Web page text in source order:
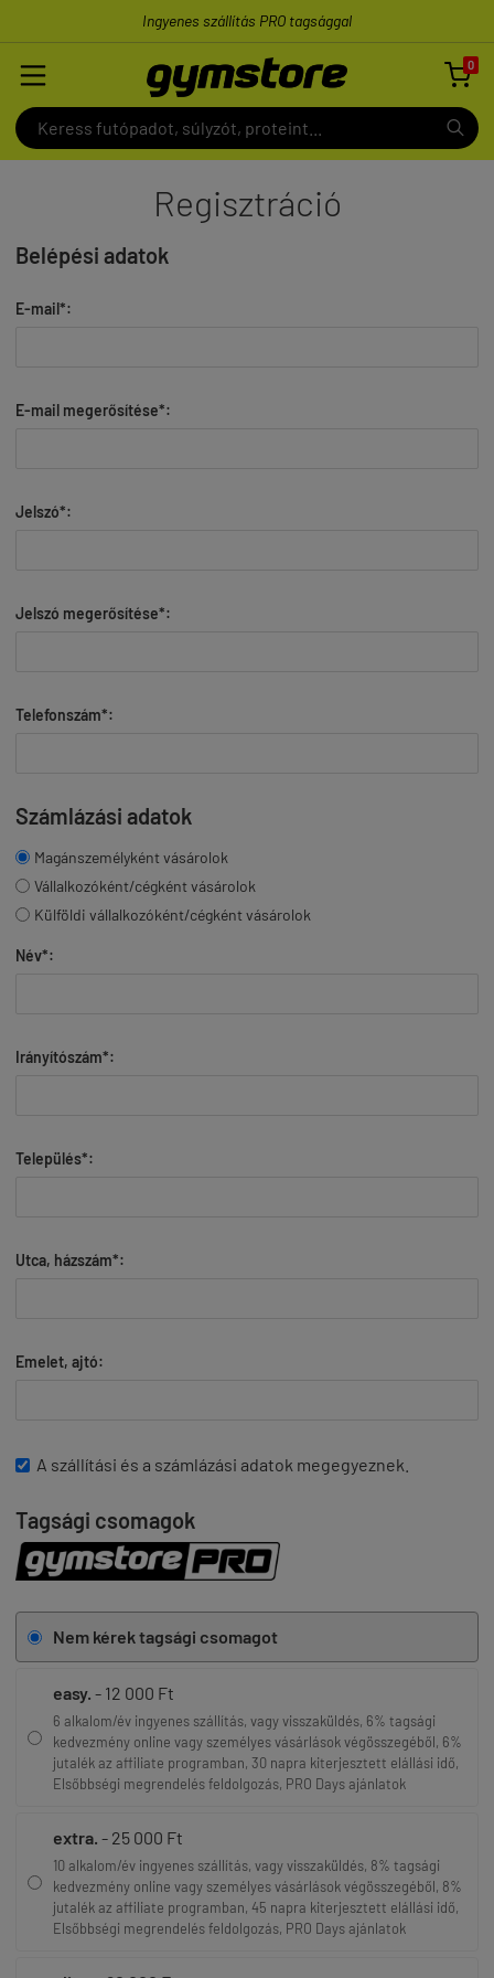
Ingyenes szállítás PRO tagsággal
0

Regisztráció
Belépési adatok
E-mail*:
E-mail megerősítése*:
Jelszó*:
Jelszó megerősítése*:
Telefonszám*:
Számlázási adatok
Magánszemélyként vásárolok
Vállalkozóként/cégként vásárolok
Külföldi vállalkozóként/cégként vásárolok
Név*:
Irányítószám*:
Település*:
Utca, házszám*:
Emelet, ajtó:
A szállítási és a számlázási adatok megegyeznek.
Tagsági csomagok
Nem kérek tagsági csomagot
easy. - 12 000 Ft
6 alkalom/év ingyenes szállítás, vagy visszaküldés, 6% tagsági
kedvezmény online vagy személyes vásárlások végösszegéből, 6%
jutalék az affiliate programban, 30 napra kiterjesztett elállási idő,
Elsőbbségi megrendelés feldolgozás, PRO Days ajánlatok
extra. - 25 000 Ft
10 alkalom/év ingyenes szállítás, vagy visszaküldés, 8% tagsági
kedvezmény online vagy személyes vásárlások végösszegéből, 8%
jutalék az affiliate programban, 45 napra kiterjesztett elállási idő,
Elsőbbségi megrendelés feldolgozás, PRO Days ajánlatok